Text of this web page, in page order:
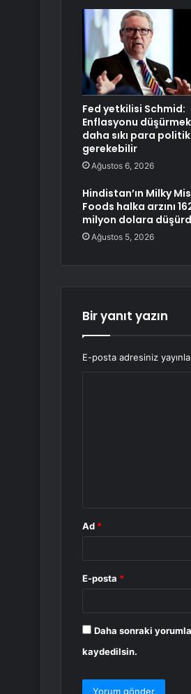
Fed yetkilisi Schmid:
Enflasyonu
daha sıkı para
gerekebilir
Ağustos 6, 2026
Hindistan’ın Milky
Foods halka arzını
milyon dolara
Ağustos 5, 2026
Bir yanıt yazın
E-posta adresiniz
Ad *
E-posta *
Daha sonraki
kaydedilsin.